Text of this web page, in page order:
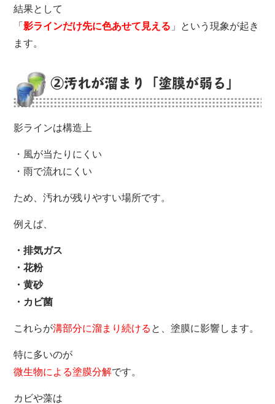
結果として
「影ラインだけ先に色あせて見える 」という現象が起き
ます。
②汚れが溜まり「塗膜が弱る」
影ラインは構造上
・風が当たりにくい
・雨で流れにくい
ため、汚れが残りやすい場所です。
例えば、
・排気ガス
・花粉
・黄砂
・カビ菌
これらが溝部分に溜まり続ける と、塗膜に影響します。
特に多いのが
微生物による塗膜分解です。
カビや藻は